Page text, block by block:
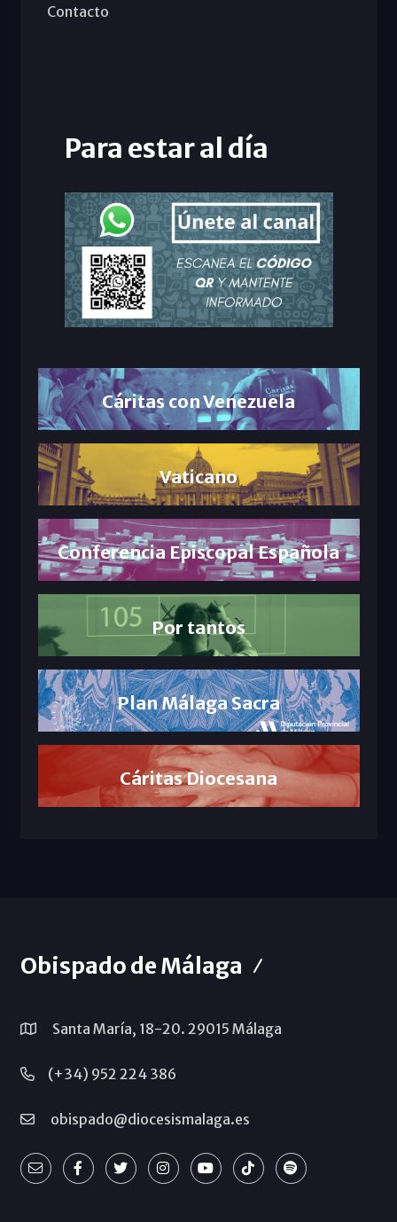
Contacto
Para estar al día
Cáritas con Venezuela
Vaticano
Conferencia Episcopal Española
Por tantos
Plan Málaga Sacra
Cáritas Diocesana
Obispado de Málaga
Santa María, 18-20. 29015 Málaga
(+34) 952 224 386
obispado@diocesismalaga.es